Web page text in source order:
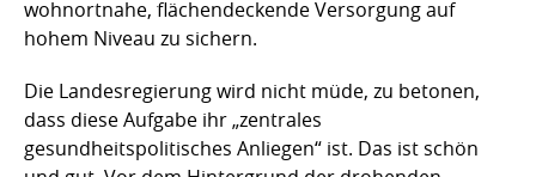
wohnortnahe, flächendeckende Versorgung auf
hohem Niveau zu sichern.
Die Landesregierung wird nicht müde, zu betonen,
dass diese Aufgabe ihr „zentrales
gesundheitspolitisches Anliegen“ ist. Das ist schön